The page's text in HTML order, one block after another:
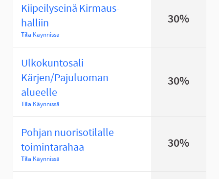
Kiipeilyseinä Kirmaus-
halliin
Tila Käynnissä
30%
Ulkokuntosali
Kärjen/Pajuluoman
alueelle
Tila Käynnissä
30%
Pohjan nuorisotilalle
toimintarahaa
Tila Käynnissä
30%